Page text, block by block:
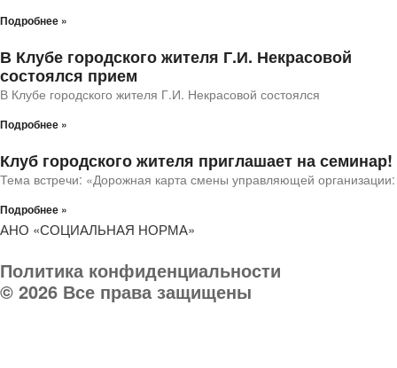
Подробнее »
В Клубе городского жителя Г.И. Некрасовой
состоялся прием
В Клубе городского жителя Г.И. Некрасовой состоялся
Подробнее »
Клуб городского жителя приглашает на семинар!
Тема встречи: «Дорожная карта смены управляющей организации:
Подробнее »
АНО «СОЦИАЛЬНАЯ НОРМА»
Политика конфиденциальности
© 2026 Все права защищены